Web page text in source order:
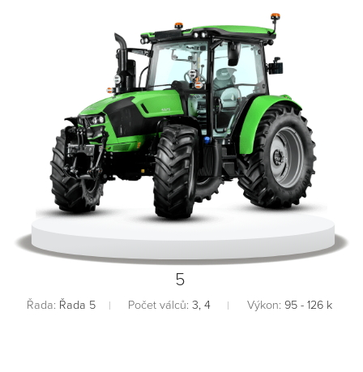
5
Řada: Řada 5 Počet válců: 3, 4 Výkon: 95 - 126 k